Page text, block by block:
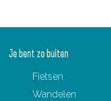
Je bent zo buiten
Fietsen
Wandelen